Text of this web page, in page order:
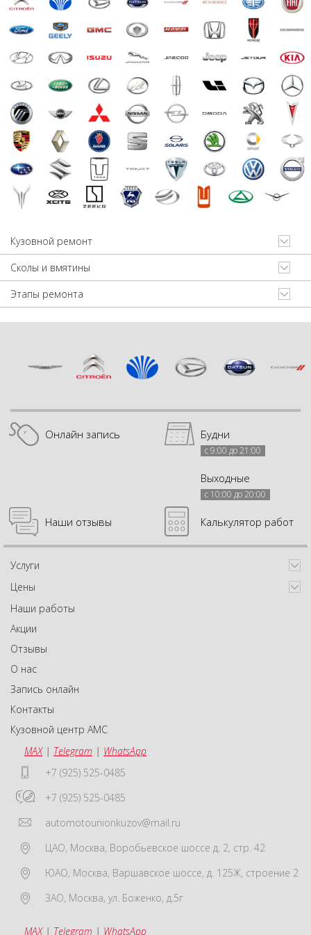
Кузовной ремонт
Сколы и вмятины
Этапы ремонта
Онлайн запись Будни
с 9:00 до 21:00
Выходные
с 10:00 до 20:00
Наши отзывы Калькулятор работ
Услуги
Цены
Наши работы
Акции
Отзывы
О нас
Запись онлайн
Контакты
Кузовной центр АМС
MAX| Telegram | WhatsApp
+7 (925) 525-0485
+7 (925) 525-0485
automotounionkuzov@mail.ru
ЦАО, Москва, Воробьевское шоссе д. 2, стр. 42
ЮАО, Москва, Варшавское шоссе, д. 125Ж, строение 2
ЗАО, Москва, ул. Боженко, д.5г
MAX| Telegram | WhatsApp